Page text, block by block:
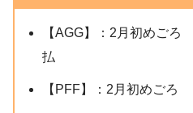
【AGG】：2月初めご
払
【PFF】：2月初めご